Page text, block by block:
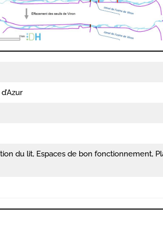
du lit, Espaces de bon fonctionnement,